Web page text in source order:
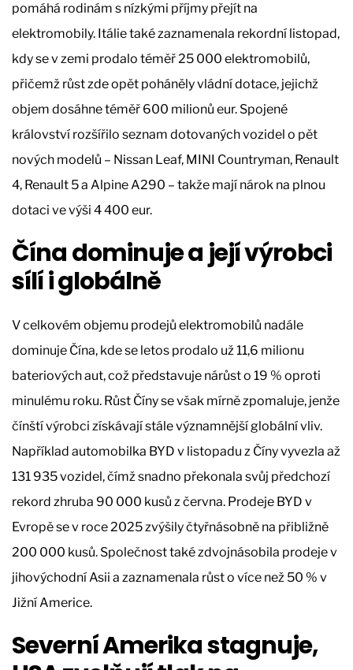
pomáhá rodinám s nízkými příjmy přejít na
elektromobily. Itálie také zaznamenala rekordní listopad,
kdy se v zemi prodalo téměř 25 000 elektromobilů,
přičemž růst zde opět poháněly vládní dotace, jejichž
objem dosáhne téměř 600 milionů eur. Spojené
království rozšířilo seznam dotovaných vozidel o pět
nových modelů – Nissan Leaf, MINI Countryman, Renault
4, Renault 5 a Alpine A290 – takže mají nárok na plnou
dotaci ve výši 4 400 eur.
Čína dominuje a její výrobci
sílí i globálně
V celkovém objemu prodejů elektromobilů nadále
dominuje Čína, kde se letos prodalo už 11,6 milionu
bateriových aut, což představuje nárůst o 19 % oproti
minulému roku. Růst Číny se však mírně zpomaluje, jenže
čínští výrobci získávají stále významnější globální vliv.
Například automobilka BYD v listopadu z Číny vyvezla až
131 935 vozidel, čímž snadno překonala svůj předchozí
rekord zhruba 90 000 kusů z června. Prodeje BYD v
Evropě se v roce 2025 zvýšily čtyřnásobně na přibližně
200 000 kusů. Společnost také zdvojnásobila prodeje v
jihovýchodní Asii a zaznamenala růst o více než 50 % v
Jižní Americe.
Severní Amerika stagnuje,